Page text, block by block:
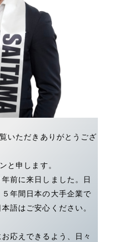
いただきありがとうござ
と申します。
前に来日しました。日
年間日本の大手企業で
語はご安心ください。
応えできるよう、日々